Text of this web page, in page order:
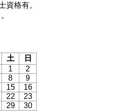
資格有。
土
日
1
2
8
9
15
16
22
23
29
30